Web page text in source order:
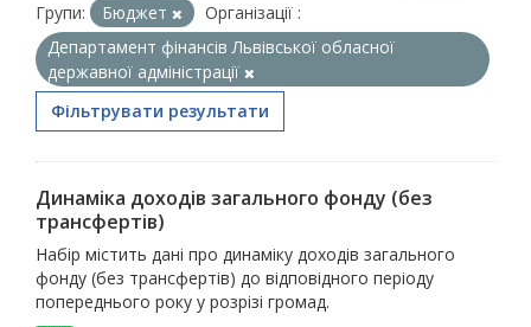
Групи:
Бюджет
Організації :
Департамент фінансів Львівської обласної
державної адміністрації
Фільтрувати результати
Динаміка доходів загального фонду (без
трансфертів)
Набір містить дані про динаміку доходів загального
фонду (без трансфертів) до відповідного періоду
попереднього року у розрізі громад.